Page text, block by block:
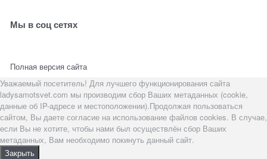
Мы в соц сетях
Полная версия сайта
Уважаемый посетитель! Для лучшего функционирования сайта
ladysamotsvet.com мы производим сбор Ваших метаданных (cookie,
данные об IP-адресе и местоположении).Продолжая пользоваться
сайтом, Вы даете согласие на использование файлов cookies. В случае,
если Вы не хотите, чтобы нами был осуществлён сбор Ваших
метаданных, Вам необходимо покинуть данный сайт.
Закрыть